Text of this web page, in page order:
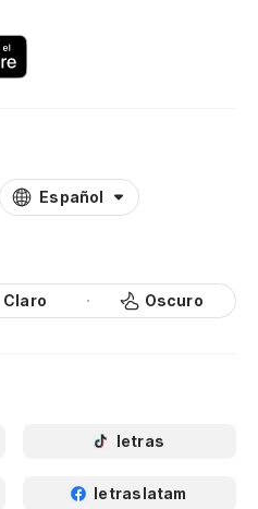
Español
Claro Oscuro
letras
letraslatam